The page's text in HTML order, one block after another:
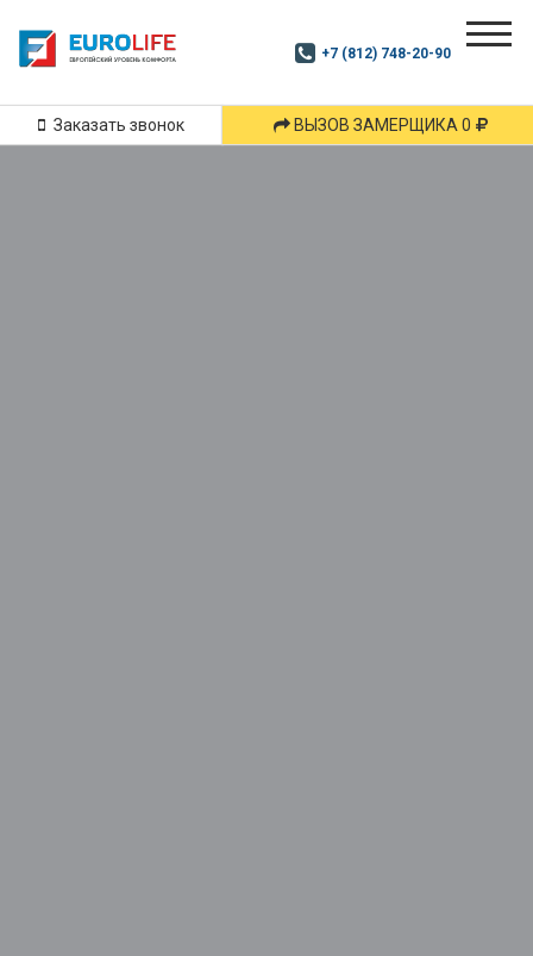
+7 (812) 748-20-90
Заказать звонок ВЫЗОВ ЗАМЕРЩИКА 0
Почитай
подпишись
Дзен